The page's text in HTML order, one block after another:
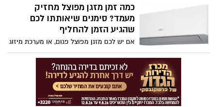
קרטונים. כך תוכלו להיפטר מהם ללא שום
בעיה ולדעת שאתם בוחרים בדרך הטובה
ביותר בשבילכם ובשביל הסביבה לעשות
הזמנה.
כמה זמן מזגן מפוצל מחזיק
מעמד? סימנים שיאותתו לכם
שהגיע הזמן להחליף
אם יש לכם מזגן מפוצל פגום, או מערכת מיזוג
אוויר שמתקרבת לסוף חייה, סביר להניח
שאתם משלמים חשבונות חשמל גבוהים
במיוחד, מכיוון שמזגן ישן שאינו תקין צורך
יותר אנרגיה מהנדרש. לכן חשוב להבין כמה
זמן מזגנים מפוצלים מחזיקים מעמד ואיך
אפשר לדעת מתי צריך להחליף את כל